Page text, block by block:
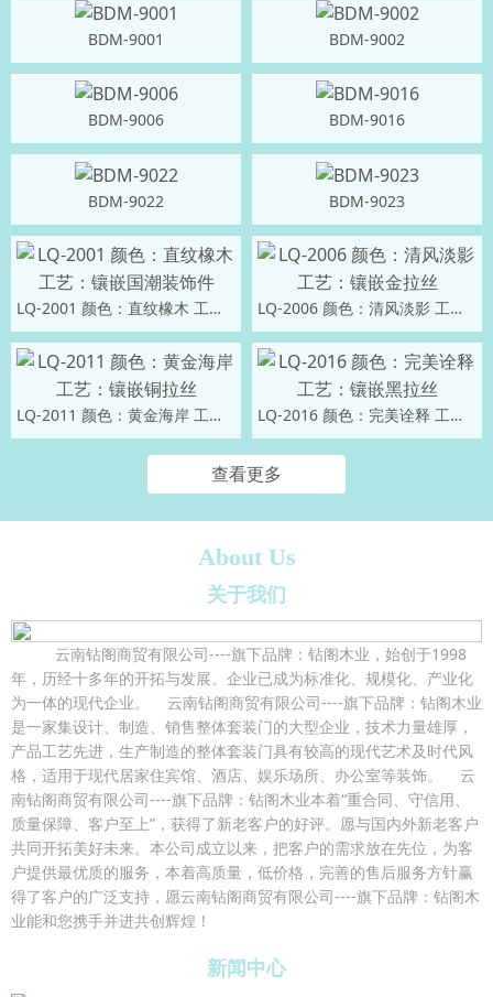
BDM-9001 BDM-9002
BDM-9006 BDM-9016
BDM-9022 BDM-9023
LQ-2001 颜色：直纹橡木 工艺：镶嵌国潮装饰件 LQ-2006 颜色：清风淡影 工艺：镶嵌金拉丝
LQ-2011 颜色：黄金海岸 工艺：镶嵌铜拉丝 LQ-2016 颜色：完美诠释 工艺：镶嵌黑拉丝
查看更多
About Us
关于我们
云南钻阁商贸有限公司----旗下品牌：钻阁木业，始创于1998
年，历经十多年的开拓与发展。企业已成为标准化、规模化、产业化
为一体的现代企业。 云南钻阁商贸有限公司----旗下品牌：钻阁木业
是一家集设计、制造、销售整体套装门的大型企业，技术力量雄厚，
产品工艺先进，生产制造的整体套装门具有较高的现代艺术及时代风
格，适用于现代居家住宾馆、酒店、娱乐场所、办公室等装饰。 云
南钻阁商贸有限公司----旗下品牌：钻阁木业本着“重合同、守信用、
质量保障、客户至上”，获得了新老客户的好评。愿与国内外新老客户
共同开拓美好未来。本公司成立以来，把客户的需求放在先位，为客
户提供最优质的服务，本着高质量，低价格，完善的售后服务方针赢
得了客户的广泛支持，愿云南钻阁商贸有限公司----旗下品牌：钻阁木
业能和您携手并进共创辉煌！
新闻中心